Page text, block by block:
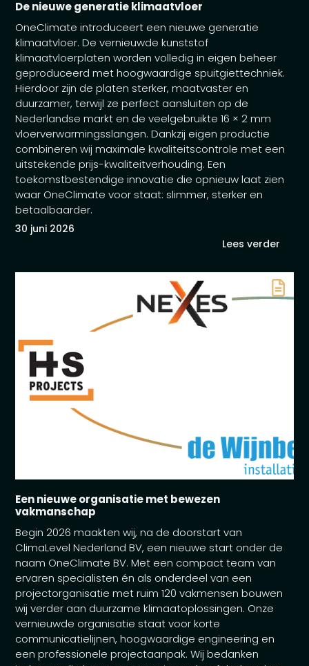
De nieuwe generatie klimaatvloer
OneClimate introduceert een nieuwe generatie
klimaatvloer. De vernieuwde kunststof
klimaatvloerplaten worden volledig in eigen beheer
geproduceerd met hoogwaardige spuitgiettechniek.
Hierdoor zijn de platen sterker, maatvaster en
duurzamer, terwijl ze perfect aansluiten op de
Nederlandse markt en de veelgebruikte 16 × 2 mm
vloerverwarmingsslangen. Dankzij eigen productie
combineren wij maximale kwaliteitscontrole met een
uitstekende prijs-kwaliteitverhouding. Een
toekomstbestendige innovatie die opnieuw laat zien
waar OneClimate voor staat: slimmer, sterker en
betaalbaarder.
30 juni 2026
Lees verder
Een nieuwe organisatie met bewezen
vakmanschap
Begin 2026 maakten wij, na de doorstart van
ClimaLevel Nederland BV, een nieuwe start onder de
naam OneClimate BV. Met een compact team van
ervaren specialisten én als onderdeel van een
projectorganisatie met ruim 120 vakmensen bouwen
wij verder aan duurzame klimaatoplossingen. Onze
vernieuwde organisatie staat voor korte
communicatielijnen, hoogwaardige engineering en
een professionele projectaanpak. Wij bedanken